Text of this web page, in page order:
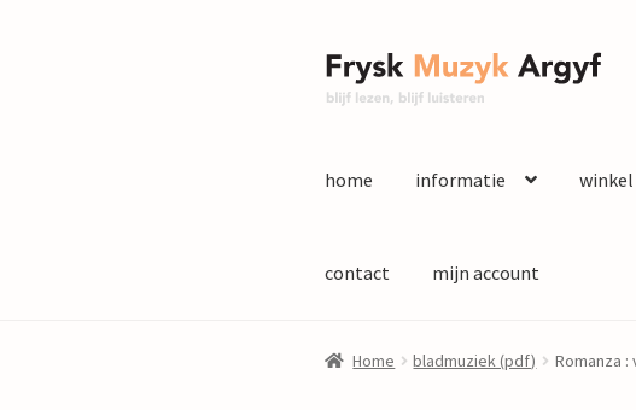
Ga
door
Ga
naar
home informatie winkel
contact mijn account
Home bladmuziek (pdf) Romanza